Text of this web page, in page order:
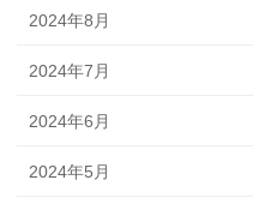
2024年8月
2024年7月
2024年6月
2024年5月